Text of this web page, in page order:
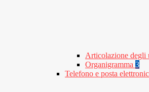
Articolazione degli
Organigramma 3
Telefono e posta